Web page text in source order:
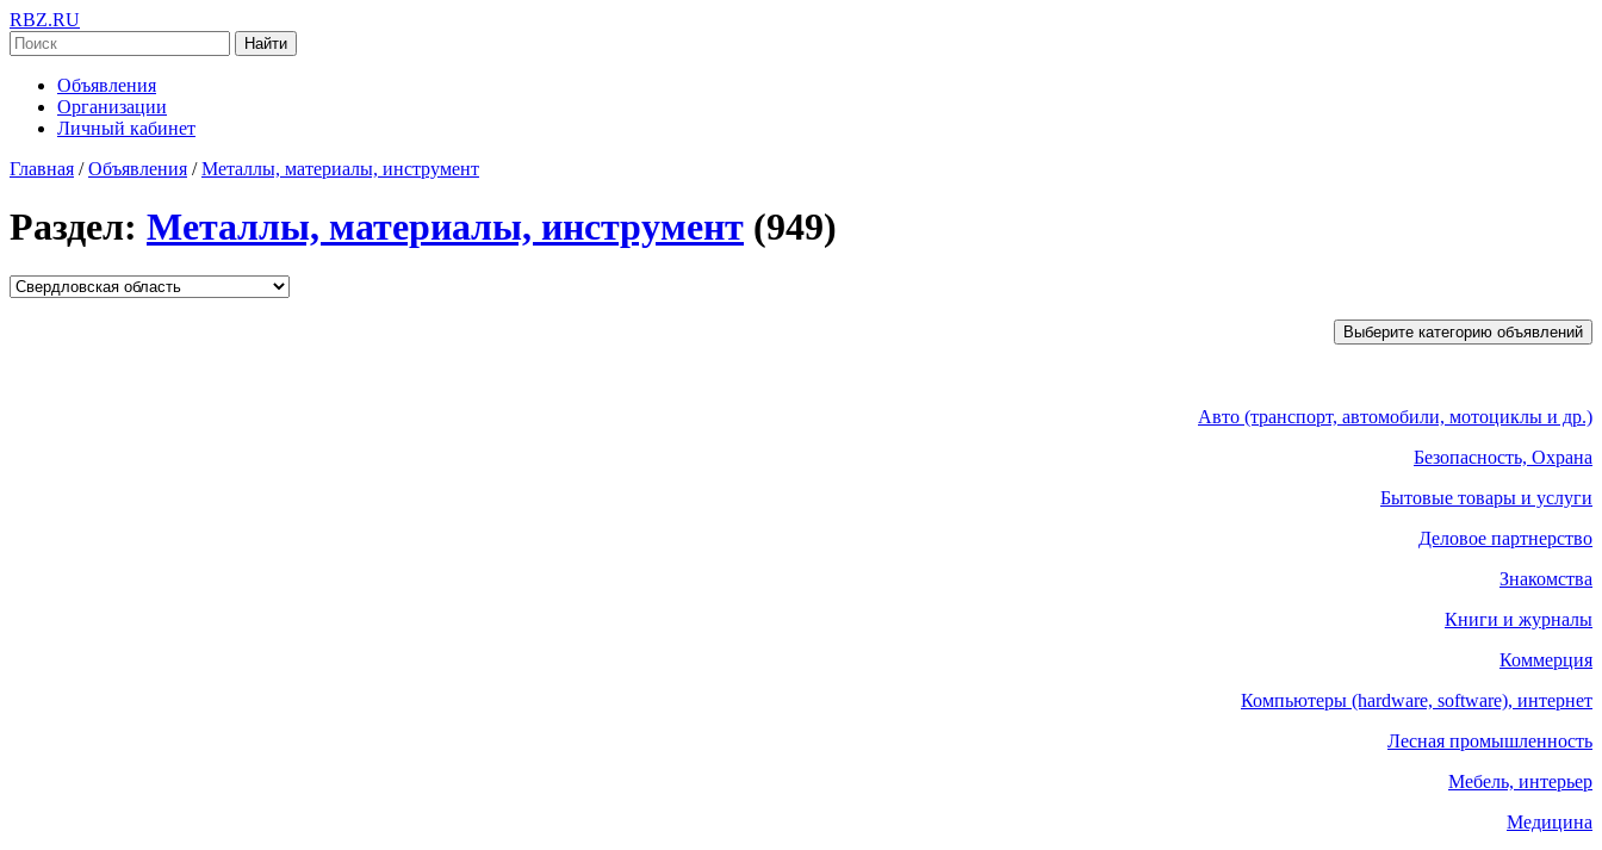
RBZ.RU
Найти
Объявления
Организации
Личный кабинет
Главная / Объявления / Металлы, материалы, инструмент
Раздел: Металлы, материалы, инструмент (949)
Выберите категорию объявлений
Авто (транспорт, автомобили, мотоциклы и др.)
Безопасность, Охрана
Бытовые товары и услуги
Деловое партнерство
Знакомства
Книги и журналы
Коммерция
Компьютеры (hardware, software), интернет
Лесная промышленность
Мебель, интерьер
Медицина